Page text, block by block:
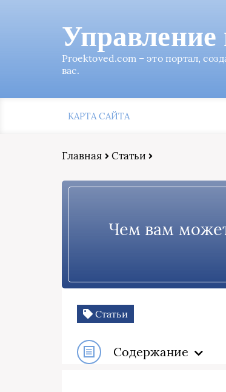
Proektoved.com – это портал,
вас.
КАРТА САЙТА
Главная Статьи
Чем вам
Статьи
Содержание